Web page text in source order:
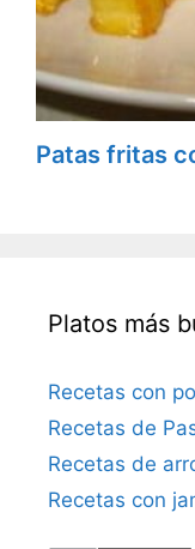
Patas fritas
Platos más
Recetas con
Recetas de
Recetas de
Recetas con